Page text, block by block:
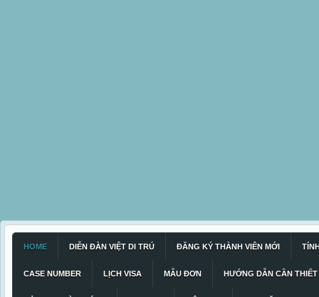
HOME DIỄN ĐÀN VIỆT DI TRÚ ĐĂNG KÝ THÀNH VIÊN MỚI
CASE NUMBER LỊCH VISA MẪU ĐƠN HƯỚNG DẪN CẦN THIẾT